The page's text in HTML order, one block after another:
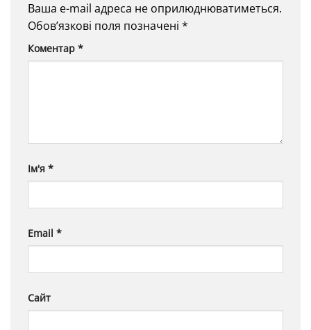
Ваша e-mail адреса не оприлюднюватиметься.
Обов’язкові поля позначені *
Коментар *
Ім'я *
Email *
Сайт